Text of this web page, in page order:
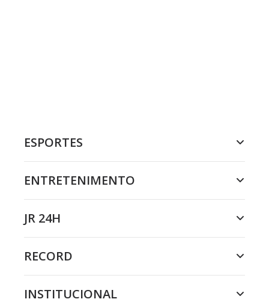
ESPORTES
ENTRETENIMENTO
JR 24H
RECORD
INSTITUCIONAL